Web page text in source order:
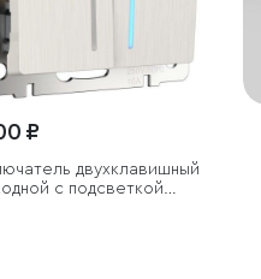
₽
двухклавишный
с подсветкой